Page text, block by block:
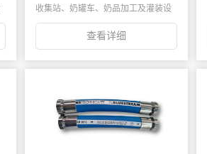
收集站、奶罐车、奶品加工及灌装设
备等工作...
查看详细